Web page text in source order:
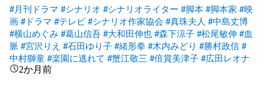
#月刊ドラマ #シナリオ #シナリオライター #脚本#脚本家 #映
画#ドラマ #テレビ#シナリオ作家協会 #真珠夫人 #中島丈博
#横山めぐみ #葛山信吾#大和田伸也#森下涼子#松尾敏伸 #血
脈 #宮沢りえ #石田ゆり子#緒形拳 #木内みどり #勝村政信#
中村獅童#楽園に逃れて #蟹江敬三 #倍賞美津子#広田レオナ
2か月前